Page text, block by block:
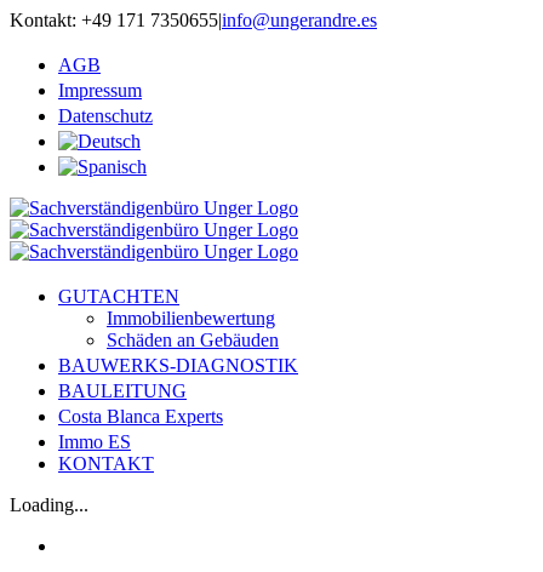
Zum
springen
Kontakt: +49 171 7350655|info@ungerandre.es
AGB
Impressum
Datenschutz
GUTACHTEN
Immobilienbewertung
Schäden an Gebäuden
BAUWERKS-DIAGNOSTIK
BAULEITUNG
Costa Blanca Experts
Immo ES
KONTAKT
Loading...